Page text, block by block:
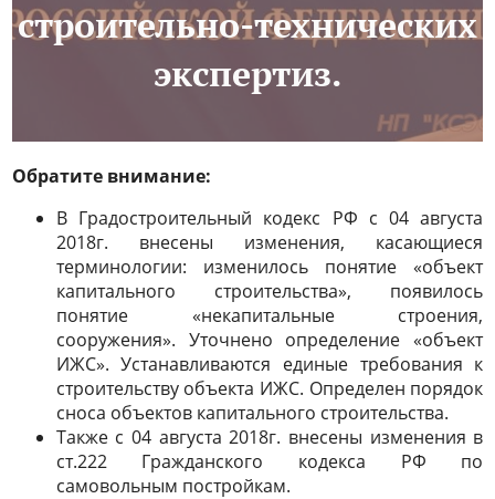
строительно-технических
экспертиз.
Обратите внимание:
В Градостроительный кодекс РФ с 04 августа
2018г. внесены изменения, касающиеся
терминологии: изменилось понятие «объект
капитального строительства», появилось
понятие «некапитальные строения,
сооружения». Уточнено определение «объект
ИЖС». Устанавливаются единые требования к
строительству объекта ИЖС. Определен порядок
сноса объектов капитального строительства.
Также с 04 августа 2018г. внесены изменения в
ст.222 Гражданского кодекса РФ по
самовольным постройкам.